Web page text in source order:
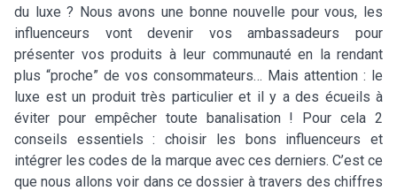
du luxe ? Nous avons une bonne nouvelle pour vous, les
influenceurs vont devenir vos ambassadeurs pour
présenter vos produits à leur communauté en la rendant
plus “proche” de vos consommateurs… Mais attention : le
luxe est un produit très particulier et il y a des écueils à
éviter pour empêcher toute banalisation ! Pour cela 2
conseils essentiels : choisir les bons influenceurs et
intégrer les codes de la marque avec ces derniers. C’est ce
que nous allons voir dans ce dossier à travers des chiffres